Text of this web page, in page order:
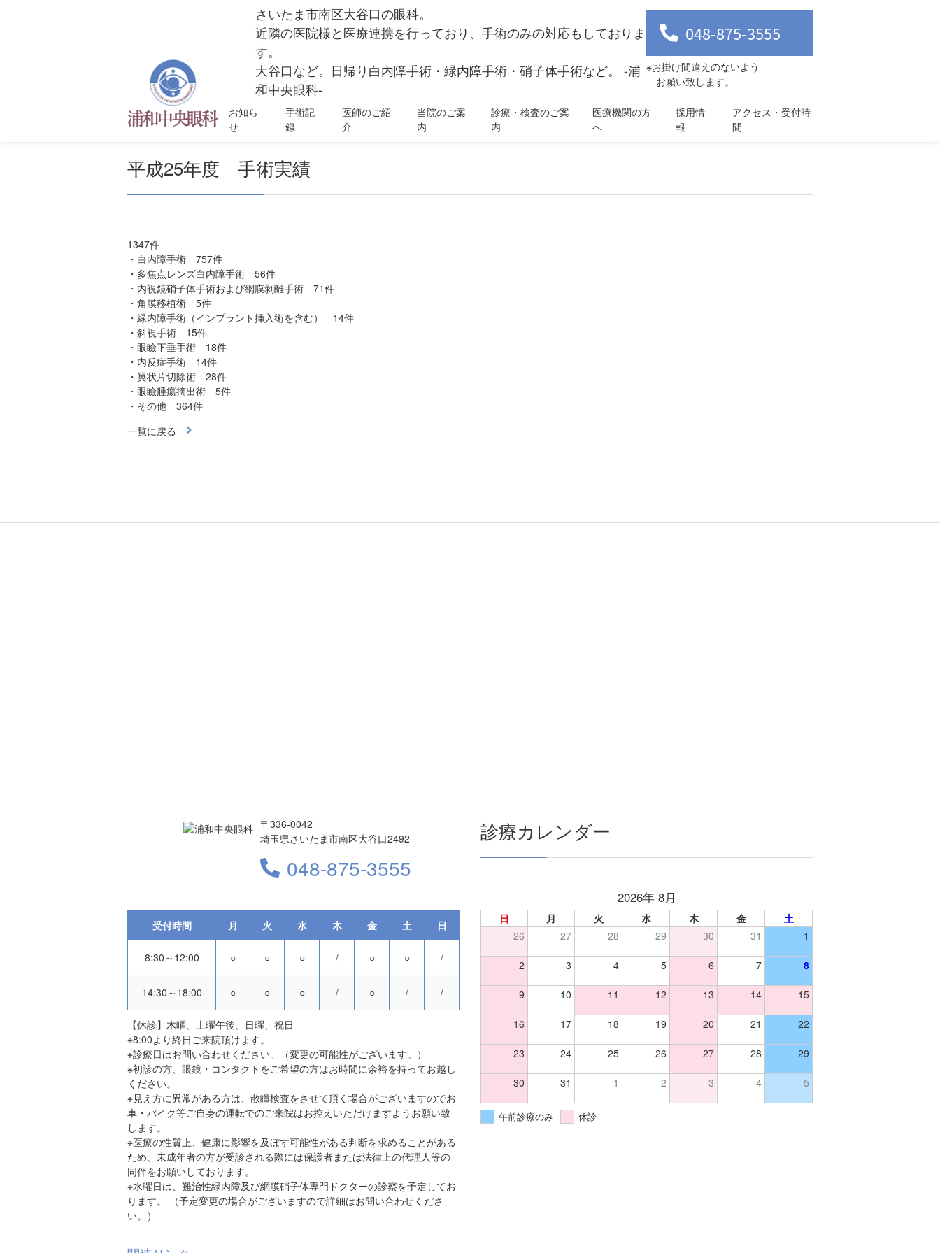
さいたま市南区大谷口の眼科。
近隣の医院様と医療連携を行っており、手術のみの対応もしておりま
す。
大谷口など。日帰り白内障手術・緑内障手術・硝子体手術など。 -浦
和中央眼科-
048-875-3555
※お掛け間違えのないよう
お願い致します。
お知ら
せ
手術記
録
医師のご紹
介
当院のご案
内
診療・検査のご案
内
医療機関の方
へ
採用情
報
アクセス・受付時
間
平成25年度 手術実績
1347件
・白内障手術 757件
・多焦点レンズ白内障手術 56件
・内視鏡硝子体手術および網膜剥離手術 71件
・角膜移植術 5件
・緑内障手術（インプラント挿入術を含む） 14件
・斜視手術 15件
・眼瞼下垂手術 18件
・内反症手術 14件
・翼状片切除術 28件
・眼瞼腫瘍摘出術 5件
・その他 364件
一覧に戻る
〒336-0042
埼玉県さいたま市南区大谷口2492
048-875-3555
受付時間 月 火 水 木 金 土 日
8:30～12:00 ○ ○ ○ / ○ ○ /
14:30～18:00 ○ ○ ○ / ○ / /
【休診】木曜、土曜午後、日曜、祝日
※8:00より終日ご来院頂けます。
※診療日はお問い合わせください。（変更の可能性がございます。）
※初診の方、眼鏡・コンタクトをご希望の方はお時間に余裕を持ってお越し
ください。
※見え方に異常がある方は、散瞳検査をさせて頂く場合がございますのでお
車・バイク等ご自身の運転でのご来院はお控えいただけますようお願い致
します。
※医療の性質上、健康に影響を及ぼす可能性がある判断を求めることがある
ため、未成年者の方が受診される際には保護者または法律上の代理人等の
同伴をお願いしております。
※水曜日は、難治性緑内障及び網膜硝子体専門ドクターの診察を予定してお
ります。 （予定変更の場合がございますので詳細はお問い合わせくださ
い。）
診療カレンダー
2026年 8月
日 月 火 水 木 金
土
26
27 28 29 30 31 1
2 3 4 5 6 7 8
9 10 11 12 13 14 15
16 17 18 19 20 21 22
23 24 25 26 27 28 29
30 31 1 2 3 4 5
午前診療のみ 休診